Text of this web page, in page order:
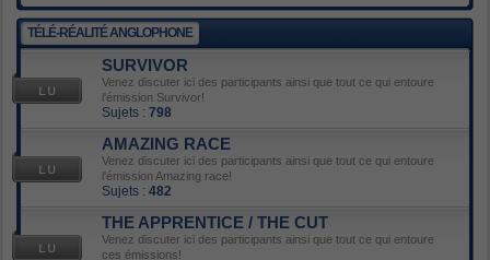
TÉLÉ-RÉALITÉ ANGLOPHONE
SURVIVOR
Venez discuter ici des participants ainsi que tout ce qui entoure
l'émission Survivor!
Sujets : 798
AMAZING RACE
Venez discuter ici des participants ainsi que tout ce qui entoure
l'émission Amazing race!
Sujets : 482
THE APPRENTICE / THE CUT
Venez discuter ici des participants ainsi que tout ce qui entoure
ces émissions!